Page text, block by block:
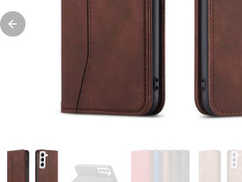
Previous slide